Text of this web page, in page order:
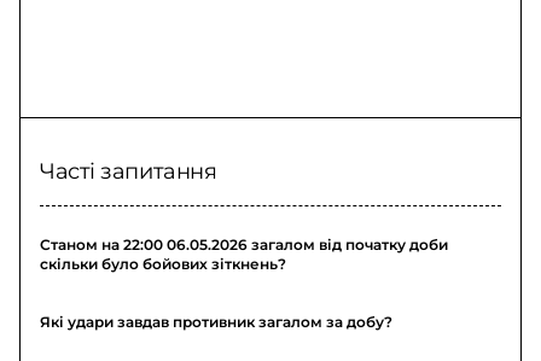
Часті запитання
Станом на 22:00 06.05.2026 загалом від початку доби
скільки було бойових зіткнень?
Які удари завдав противник загалом за добу?